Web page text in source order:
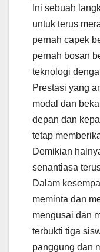
Ini sebuah
untuk terus
pernah capek
pernah bosan
teknologi
Prestasi yang
modal dan
depan dan
tetap
Demikian
senantiasa
Dalam
meminta dan
mengusai dan
terbukti tiga
panggung dan